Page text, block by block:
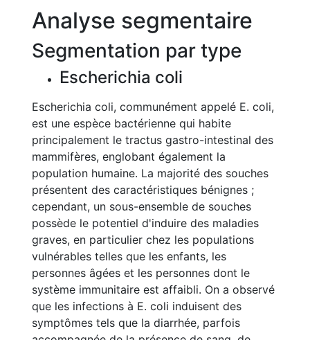
Analyse segmentaire
Segmentation par type
Escherichia coli
Escherichia coli, communément appelé E. coli,
est une espèce bactérienne qui habite
principalement le tractus gastro-intestinal des
mammifères, englobant également la
population humaine. La majorité des souches
présentent des caractéristiques bénignes ;
cependant, un sous-ensemble de souches
possède le potentiel d'induire des maladies
graves, en particulier chez les populations
vulnérables telles que les enfants, les
personnes âgées et les personnes dont le
système immunitaire est affaibli. On a observé
que les infections à E. coli induisent des
symptômes tels que la diarrhée, parfois